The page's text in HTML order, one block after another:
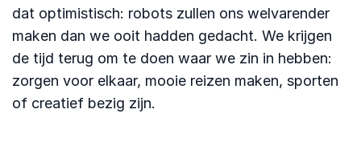
dat optimistisch: robots zullen ons welvarender
maken dan we ooit hadden gedacht. We krijgen
de tijd terug om te doen waar we zin in hebben:
zorgen voor elkaar, mooie reizen maken, sporten
of creatief bezig zijn.